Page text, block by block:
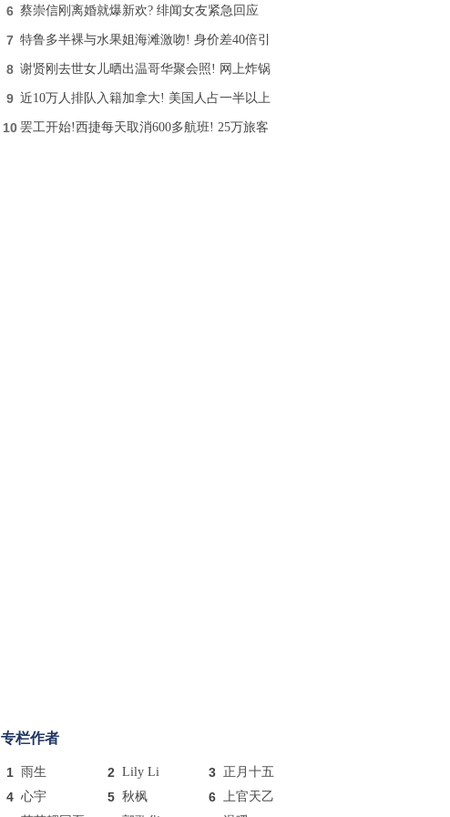
6 蔡崇信刚离婚就爆新欢? 绯闻女友紧急回应
7 特鲁多半裸与水果姐海滩激吻! 身价差40倍引
8 谢贤刚去世女儿晒出温哥华聚会照! 网上炸锅
9 近10万人排队入籍加拿大! 美国人占一半以上
10 罢工开始!西捷每天取消600多航班! 25万旅客
专栏作者
1 雨生 2 Lily Li 3 正月十五
4 心宇 5 秋枫 6 上官天乙